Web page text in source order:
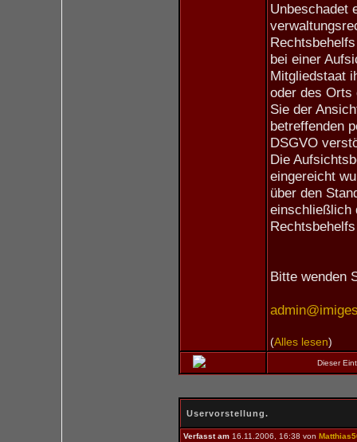
Unbeschadet
bei einer
Mitgliedstaat
oder des Orts
Sie der
betreffenden
DSGVO
Die
eingereicht
über den
einschließlich
Bitte wenden
(Alles lesen)
Dieser
Uservorstellung.
Verfasst am16.11.2006, 16:38 von